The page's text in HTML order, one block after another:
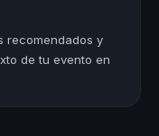
recomendados y
de tu evento en